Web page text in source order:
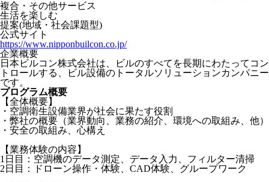
複合・その他サービス
生活を楽しむ
提案(地域・社会課題型)
公式サイト
https://www.nipponbuilcon.co.jp/
企業概要
日本ビルコン株式会社は、ビルのすべてを長期にわたってコン
トロールする、ビル設備のトータルソリューションカンパニー
です。
プログラム概要
【全体概要】
・空調衛生設備業界が社会に果たす役割
・弊社の概要（業界動向、業務の紹介、環境への取組み、他）
・安全の取組み、心構え
【業務体験の内容】
1日目：空調機のデータ測定、データ入力、フィルター清掃
2日目：ドローン操作・体験、CAD体験、グループワーク